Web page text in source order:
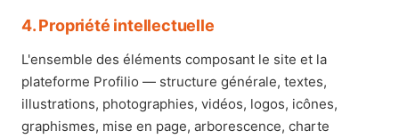
4. Propriété intellectuelle
L'ensemble des éléments composant le site et la
plateforme Profilio — structure générale, textes,
illustrations, photographies, vidéos, logos, icônes,
graphismes, mise en page, arborescence, charte